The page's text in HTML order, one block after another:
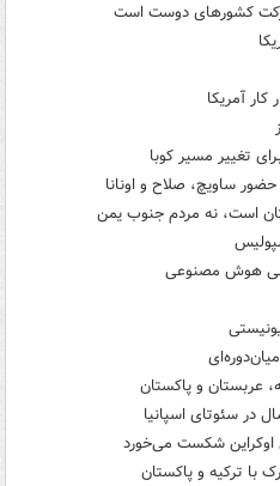
کشورهای دوست است
کار آمریکا
تغییر مسیر کوبا
ساویچ، صلاح و اونانا
است، نه مردم جنوب یمن
هوش مصنوعی
عربستان و پاکستان
اوکراین شکست می‌خورد
با ترکیه و پاکستان